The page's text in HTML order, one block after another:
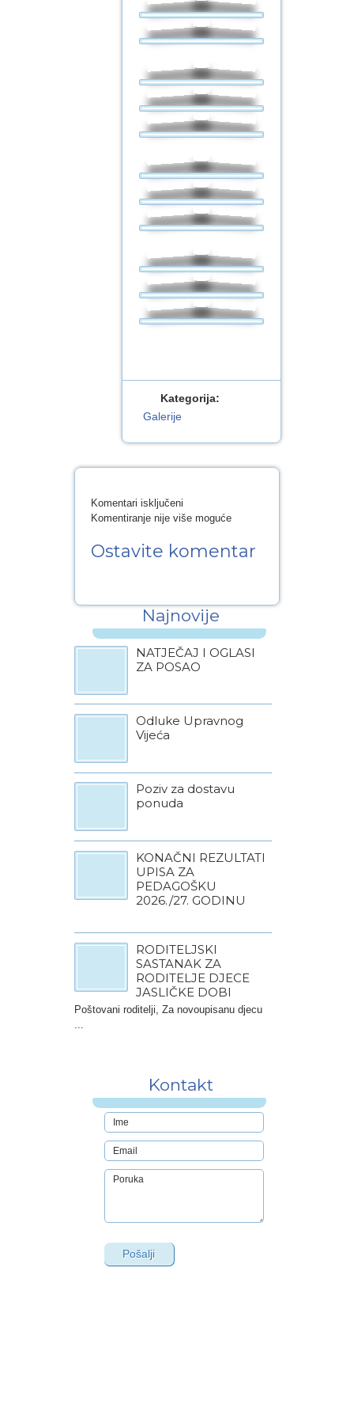
Kategorija:
Galerije
Komentari isključeni
Predstavljanje
Neretvanska
Komentiranje nije više moguće
Ostavite komentar
Najnovije
NATJEČAJ I OGLASI
ZA POSAO
Odluke Upravnog
Vijeća
Poziv za dostavu
ponuda
KONAČNI REZULTATI
UPISA ZA
PEDAGOŠKU
2026./27. GODINU
RODITELJSKI
SASTANAK ZA
RODITELJE DJECE
JASLIČKE DOBI
Poštovani roditelji, Za novoupisanu djecu
Kontakt